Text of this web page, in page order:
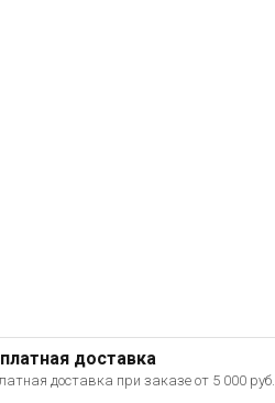
доставка
доставка при заказе от 5 000 руб.